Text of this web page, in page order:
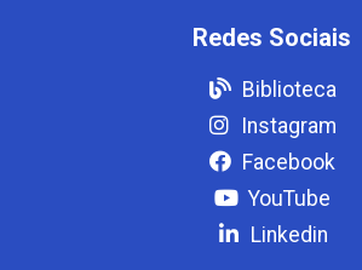
Redes Sociais
Biblioteca
Instagram
Facebook
YouTube
Linkedin